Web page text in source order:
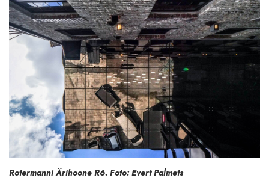
Rotermanni Ärihoone R6. Foto: Evert Palmets